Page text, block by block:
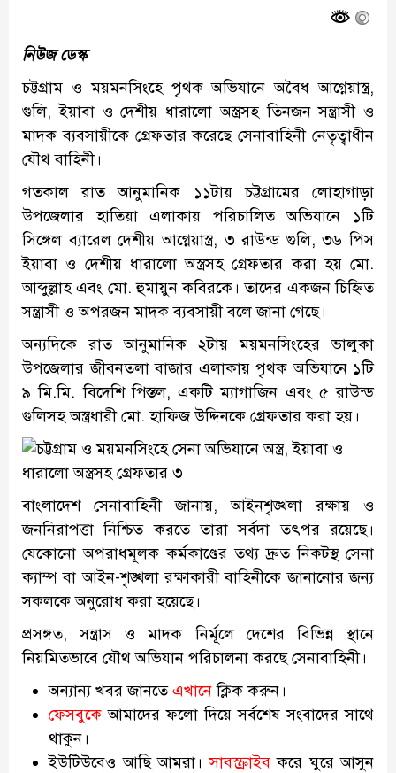
নিউজ ডেস্ক
চট্টগ্রাম ও ময়মনসিংহে পৃথক অভিযানে অবৈধ আগ্নেয়াস্ত্র,
গুলি, ইয়াবা ও দেশীয় ধারালো অস্ত্রসহ তিনজন সন্ত্রাসী ও
মাদক ব্যবসায়ীকে গ্রেফতার করেছে সেনাবাহিনী নেতৃত্বাধীন
যৌথ বাহিনী।
গতকাল রাত আনুমানিক ১১টায় চট্টগ্রামের লোহাগাড়া
উপজেলার হাতিয়া এলাকায় পরিচালিত অভিযানে ১টি
সিঙ্গেল ব্যারেল দেশীয় আগ্নেয়াস্ত্র, ৩ রাউন্ড গুলি, ৩৬ পিস
ইয়াবা ও দেশীয় ধারালো অস্ত্রসহ গ্রেফতার করা হয় মো.
আব্দুল্লাহ এবং মো. হুমায়ুন কবিরকে। তাদের একজন চিহ্নিত
সন্ত্রাসী ও অপরজন মাদক ব্যবসায়ী বলে জানা গেছে।
অন্যদিকে রাত আনুমানিক ২টায় ময়মনসিংহের ভালুকা
উপজেলার জীবনতলা বাজার এলাকায় পৃথক অভিযানে ১টি
৯ মি.মি. বিদেশি পিস্তল, একটি ম্যাগাজিন এবং ৫ রাউন্ড
গুলিসহ অস্ত্রধারী মো. হাফিজ উদ্দিনকে গ্রেফতার করা হয়।
বাংলাদেশ সেনাবাহিনী জানায়, আইনশৃঙ্খলা রক্ষায় ও
জননিরাপত্তা নিশ্চিত করতে তারা সর্বদা তৎপর রয়েছে।
যেকোনো অপরাধমূলক কর্মকাণ্ডের তথ্য দ্রুত নিকটস্থ সেনা
ক্যাম্প বা আইন-শৃঙ্খলা রক্ষাকারী বাহিনীকে জানানোর জন্য
সকলকে অনুরোধ করা হয়েছে।
প্রসঙ্গত, সন্ত্রাস ও মাদক নির্মূলে দেশের বিভিন্ন স্থানে
নিয়মিতভাবে যৌথ অভিযান পরিচালনা করছে সেনাবাহিনী।
অন্যান্য খবর জানতে এখানে ক্লিক করুন।
ফেসবুকে আমাদের ফলো দিয়ে সর্বশেষ সংবাদের সাথে
থাকুন।
ইউটিউবেও আছি আমরা। সাবস্ক্রাইব করে ঘুরে আসুন